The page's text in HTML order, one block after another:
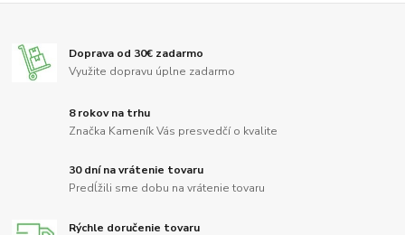
Doprava od 30€ zadarmo
Využite dopravu úplne zadarmo
8 rokov na trhu
Značka Kameník Vás presvedčí o kvalite
30 dní na vrátenie tovaru
Predĺžili sme dobu na vrátenie tovaru
Rýchle doručenie tovaru